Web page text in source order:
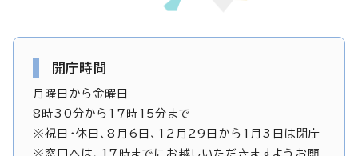
開庁時間
月曜日から金曜日
8時30分から17時15分まで
※祝日・休日、8月6日、12月29日から1月3日は閉庁
※窓口へは、17時までにお越しいただきますようお願